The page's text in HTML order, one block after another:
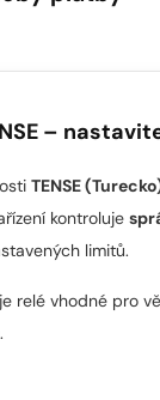
–
TENSE
kontroluje
limitů.
relé vhodné pro